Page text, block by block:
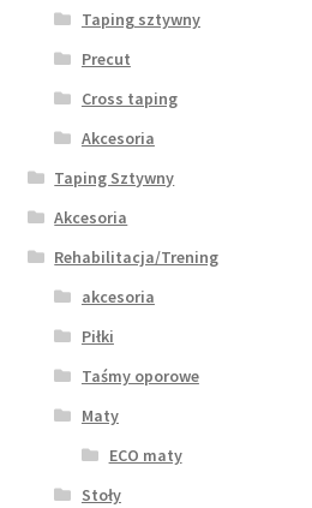
Taping sztywny
Precut
Cross taping
Akcesoria
Taping Sztywny
Akcesoria
Rehabilitacja/Trening
akcesoria
Piłki
Taśmy oporowe
Maty
ECO maty
Stoły